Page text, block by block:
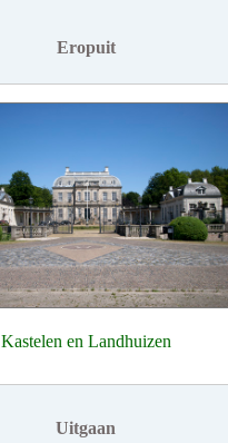
Eropuit
Kastelen en Landhuizen
Uitgaan